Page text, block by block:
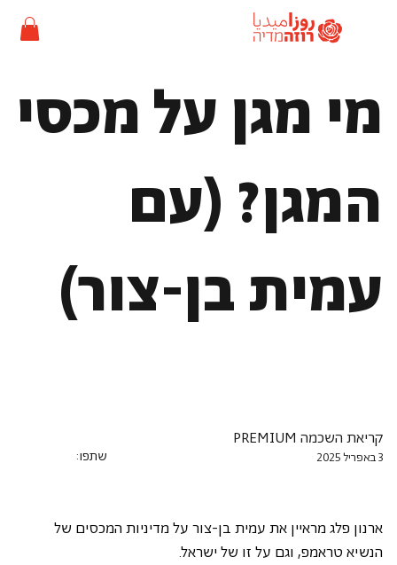
מי מגן על מכסי
המגן? (עם
עמית בן-צור)
שתפו:
קריאת השכמה PREMIUM
3 באפריל 2025
ארנון פלג מראיין את עמית בן-צור על מדיניות המכסים של
הנשיא טראמפ, וגם על זו של ישראל.